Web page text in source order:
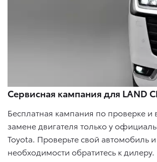
Сервисная кампания для LAND
Бесплатная кампания по проверке
замене двигателя только у
Toyota. Проверьте свой автомобиль
необходимости обратитесь к дилеру.